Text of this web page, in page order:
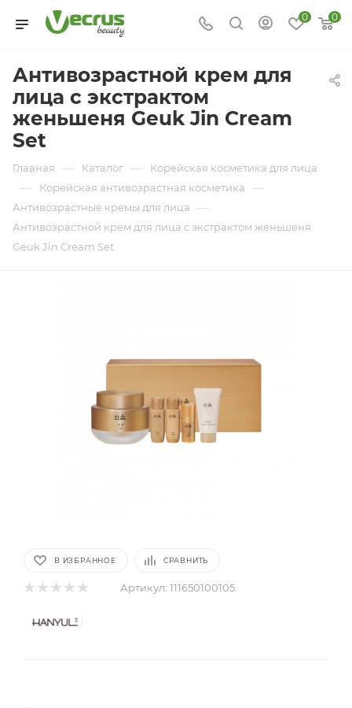
0 0
Антивозрастной крем для
лица с экстрактом
женьшеня Geuk Jin Cream
Set
Главная — Каталог — Корейская косметика для лица
— Корейская антивозрастная косметика —
Антивозрастные кремы для лица —
Антивозрастной крем для лица с экстрактом женьшеня
Geuk Jin Cream Set
В ИЗБРАННОЕ СРАВНИТЬ
Артикул: 111650100105